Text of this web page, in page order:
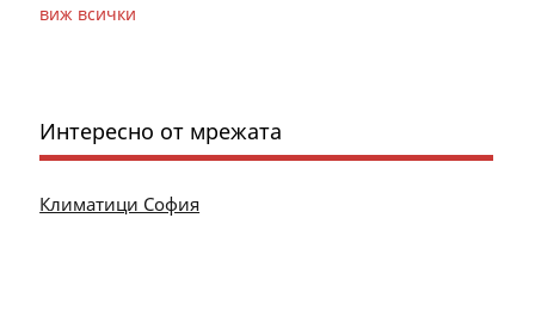
виж всички
Интересно от мрежата
Климатици София